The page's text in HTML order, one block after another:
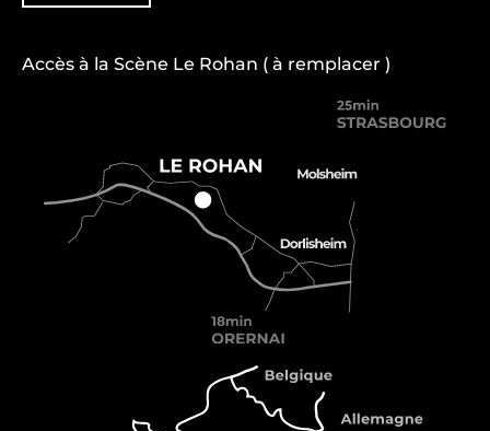
Accès à la Scène Le Rohan ( à remplacer )